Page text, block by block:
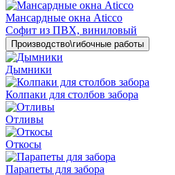
Мансардные окна Aticco
Софит из ПВХ, виниловый
Производство\гибочные работы
Дымники
Колпаки для столбов забора
Отливы
Откосы
Парапеты для забора